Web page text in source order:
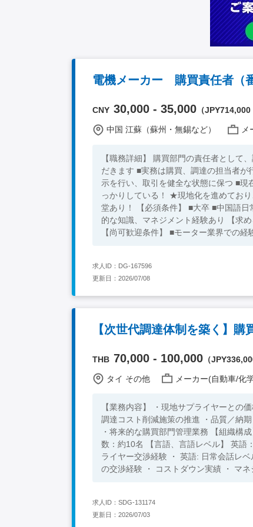
電機メーカー 購買責任者（
CNY 30,000 - 35,000 （
中国 江蘇（蘇州・無錫など） メ
【職務詳細】 購買部門の責任者として
だきます ■実務は購買、調達の担当者
示を行い、取引を健全な状態に保つ ■現在の課題を発見し、改善す
っかりしている！ ★現地化を進めてお
堂あり！ 【必須条件】 ■大卒 ■中国語日常会話レベル以上 ■家電、電子部品、電子材料業界での経験者 ■購買の専門
的な知識、マネジメント経験あり 【求める人物像】 ■誠実、ビジネスマナーをよく理解し、明るい責任感のある方
【尚可歓迎条件】 ■モーター業界での経験者 ★40代～50代の方が活躍中！ ※キーワード：中国日系企業
求人ID：DG-167596
更新日：2026/07/08
【次世代調達体制を築く】
THB 70,000 - 100,000 （
タイ その他 メーカー(自動車/
【業務内容】 ・現地サプライヤーとの
調達コスト削減施策の推進 ・品質／納
・将来的な購買部門管理業務 【組織構成】 全体従業員：約300名 日本人数：約3名 レポートライン：日本人＜D 部下
数：約10名 【言語、言語レベル】 英語：日常会話レベル以上 タイ語：歓迎 【必須要件】 ・ 購買／調達経験 ・ サプ
ライヤー交渉経験 ・ 英語: 日常会話レベル以上 【歓迎要件】 ・ 海外工場での購買経験 ・ タイ国内
の交渉経験 ・ コストダウン実績 ・ マ
求人ID：SDG-131174
更新日：2026/07/03